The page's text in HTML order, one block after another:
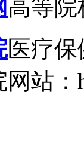
高等院
医疗保
站：